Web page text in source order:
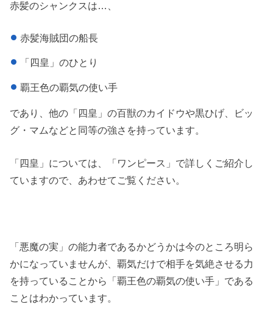
赤髪のシャンクスは…、
赤髪海賊団の船長
「四皇」のひとり
覇王色の覇気の使い手
であり、他の「四皇」の百獣のカイドウや黒ひげ、ビッ
グ・マムなどと同等の強さを持っています。
「四皇」については、「ワンピース」で詳しくご紹介し
ていますので、あわせてご覧ください。
「悪魔の実」の能力者であるかどうかは今のところ明ら
かになっていませんが、覇気だけで相手を気絶させる力
を持っていることから「覇王色の覇気の使い手」である
ことはわかっています。